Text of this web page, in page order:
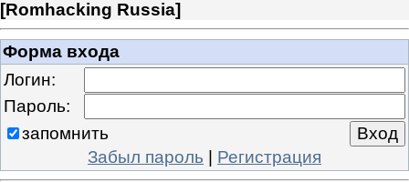
[Romhacking Russia]
Форма входа
Логин:
Пароль:
запомнить
Забыл пароль | Регистрация